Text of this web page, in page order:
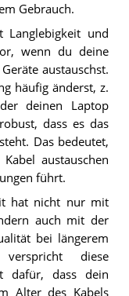
Gebrauch.
Langlebigkeit und
wenn du deine
austauschst.
häufig änderst, z.
deinen Laptop
dass es das
Das bedeutet,
austauschen
führt.
hat nicht nur mit
auch mit der
bei längerem
verspricht diese
dafür, dass dein
Alter des Kabels